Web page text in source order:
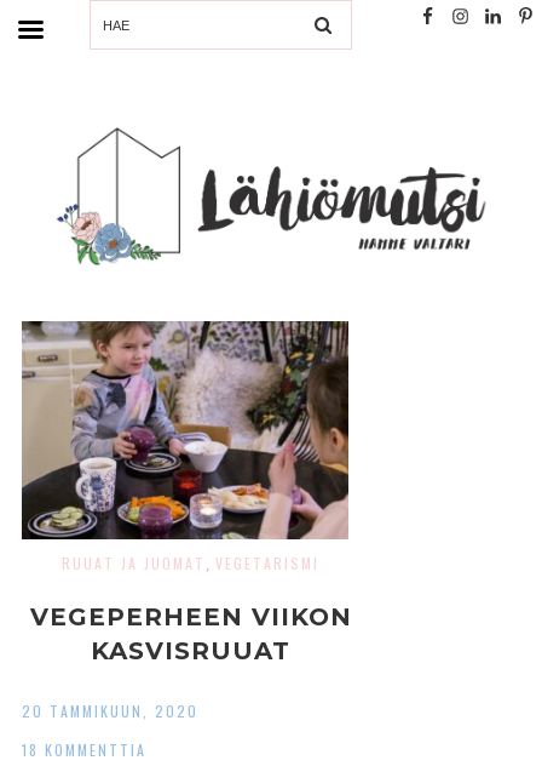
SEARCH
RUUAT JA JUOMAT ,VEGETARISMI
VEGEPERHEEN VIIKON
KASVISRUUAT
20 TAMMIKUUN, 2020
18 KOMMENTTIA